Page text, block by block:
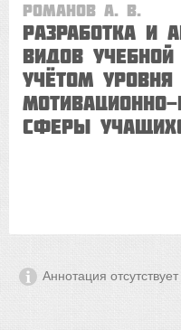
Романов А. В.
Разработка и
видов учебной
учётом уровня
мотивационно-
сферы
Аннотация отсутствует